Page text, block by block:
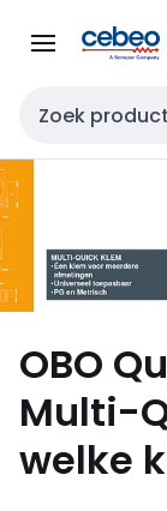
naar
naar
Zoekveld invoer
OBO
Multi-
welke